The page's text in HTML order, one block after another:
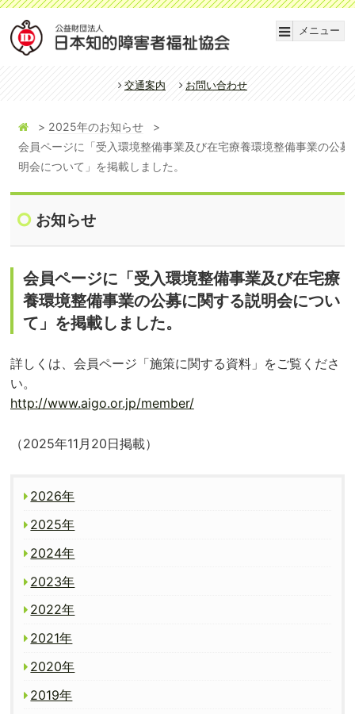
メニュー
交通案内 お問い合わせ
2025年のお知らせ
会員ページに「受入環境整備事業及び在宅療養環境整備事業の公募
明会について」を掲載しました。
お知らせ
会員ページに「受入環境整備事業及び在宅療
養環境整備事業の公募に関する説明会につい
て」を掲載しました。
詳しくは、会員ページ「施策に関する資料」をご覧くださ
い。
http://www.aigo.or.jp/member/
（2025年11月20日掲載）
2026年
2025年
2024年
2023年
2022年
2021年
2020年
2019年